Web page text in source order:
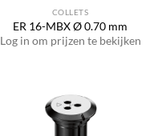
COLLETS
ER 16-MBX Ø 0.70 mm
Log in om prijzen te bekijken